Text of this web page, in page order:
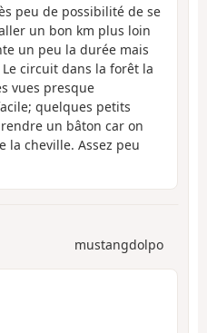
peu de possibilité de se
un bon km plus loin
un peu la durée mais
circuit dans la forêt la
vues presque
quelques petits
un bâton car on
la cheville. Assez peu
mustangdolpo